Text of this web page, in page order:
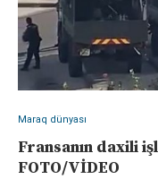
Maraq dünyası
Fransanın daxili
FOTO/VİDEO